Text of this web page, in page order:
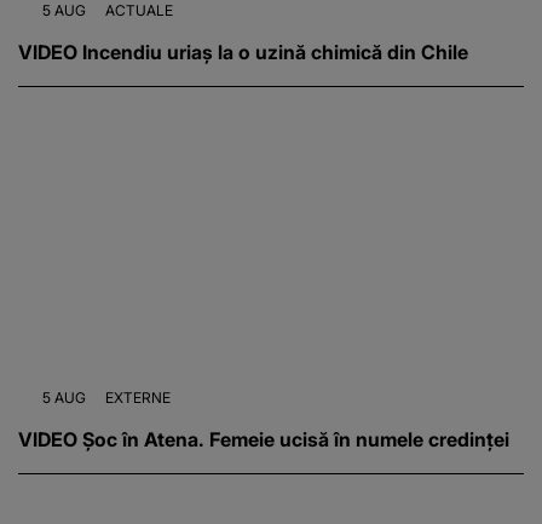
5 AUG ACTUALE
VIDEO Incendiu uriaș la o uzină chimică din Chile
5 AUG EXTERNE
VIDEO Șoc în Atena. Femeie ucisă în numele credinței